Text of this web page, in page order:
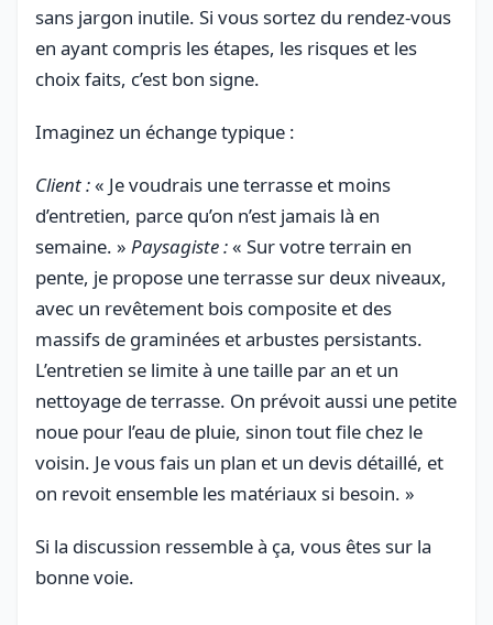
sans jargon inutile. Si vous sortez du rendez-vous
en ayant compris les étapes, les risques et les
choix faits, c’est bon signe.
Imaginez un échange typique :
Client :« Je voudrais une terrasse et moins
d’entretien, parce qu’on n’est jamais là en
semaine. » Paysagiste :« Sur votre terrain en
pente, je propose une terrasse sur deux niveaux,
avec un revêtement bois composite et des
massifs de graminées et arbustes persistants.
L’entretien se limite à une taille par an et un
nettoyage de terrasse. On prévoit aussi une petite
noue pour l’eau de pluie, sinon tout file chez le
voisin. Je vous fais un plan et un devis détaillé, et
on revoit ensemble les matériaux si besoin. »
Si la discussion ressemble à ça, vous êtes sur la
bonne voie.